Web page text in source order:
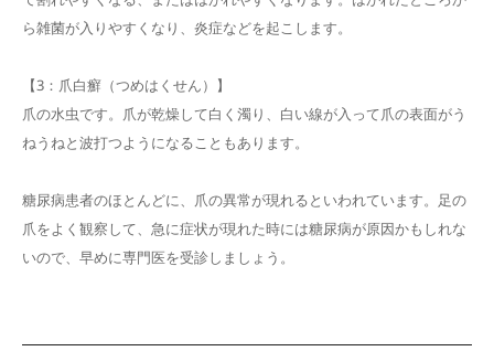
ら雑菌が入りやすくなり、炎症などを起こします。
【3：爪白癬（つめはくせん）】
爪の水虫です。爪が乾燥して白く濁り、白い線が入って爪の表面がう
ねうねと波打つようになることもあります。
糖尿病患者のほとんどに、爪の異常が現れるといわれています。足の
爪をよく観察して、急に症状が現れた時には糖尿病が原因かもしれな
いので、早めに専門医を受診しましょう。